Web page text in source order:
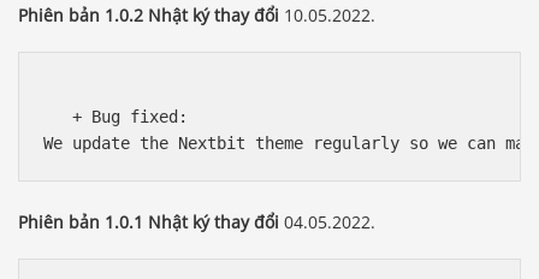
Phiên bản 1.0.2 Nhật ký thay đổi 10.05.2022.
   + Bug fixed:
Phiên bản 1.0.1 Nhật ký thay đổi 04.05.2022.